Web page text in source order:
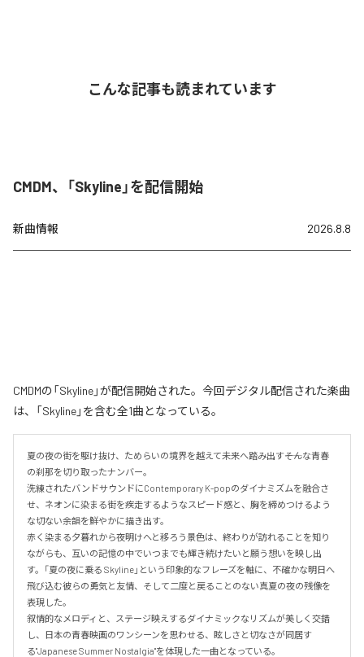
こんな記事も読まれています
CMDM、「Skyline」を配信開始
新曲情報 2026.8.8
CMDMの「Skyline」が配信開始された。今回デジタル配信された楽曲
は、「Skyline」を含む全1曲となっている。
夏の夜の街を駆け抜け、ためらいの境界を越えて未来へ踏み出す――そんな青春
の刹那を切り取ったナンバー。
洗練されたバンドサウンドにContemporary K-popのダイナミズムを融合さ
せ、ネオンに染まる街を疾走するようなスピード感と、胸を締めつけるよう
な切ない余韻を鮮やかに描き出す。
赤く染まる夕暮れから夜明けへと移ろう景色は、終わりが訪れることを知り
ながらも、互いの記憶の中でいつまでも輝き続けたいと願う想いを映し出
す。「夏の夜に乗る Skyline」という印象的なフレーズを軸に、不確かな明日へ
飛び込む彼らの勇気と友情、そして二度と戻ることのない真夏の夜の残像を
表現した。
叙情的なメロディと、ステージ映えするダイナミックなリズムが美しく交錯
し、日本の青春映画のワンシーンを思わせる、眩しさと切なさが同居す
る"Japanese Summer Nostalgia"を体現した一曲となっている。